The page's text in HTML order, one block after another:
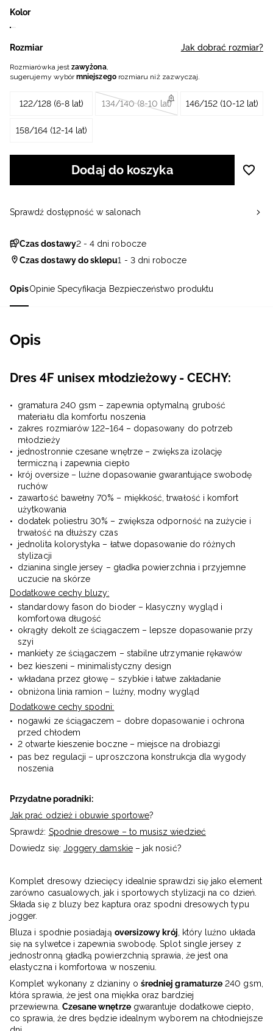
OpisOpinie Specyfikacja Bezpieczeństwo produktu
Opis
Dres 4F unisex młodzieżowy - CECHY:
gramatura 240 gsm – zapewnia optymalną grubość
materiału dla komfortu noszenia
zakres rozmiarów 122–164 – dopasowany do potrzeb
młodzieży
jednostronnie czesane wnętrze – zwiększa izolację
termiczną i zapewnia ciepło
krój oversize – luźne dopasowanie gwarantujące swobodę
ruchów
zawartość bawełny 70% – miękkość, trwałość i komfort
użytkowania
dodatek poliestru 30% – zwiększa odporność na zużycie i
trwałość na dłuższy czas
jednolita kolorystyka – łatwe dopasowanie do różnych
stylizacji
dzianina single jersey – gładka powierzchnia i przyjemne
uczucie na skórze
Dodatkowe cechy bluzy:
standardowy fason do bioder – klasyczny wygląd i
komfortowa długość
okrągły dekolt ze ściągaczem – lepsze dopasowanie przy
szyi
mankiety ze ściągaczem – stabilne utrzymanie rękawów
bez kieszeni – minimalistyczny design
wkładana przez głowę – szybkie i łatwe zakładanie
obniżona linia ramion – luźny, modny wygląd
Dodatkowe cechy spodni:
nogawki ze ściągaczem – dobre dopasowanie i ochrona
przed chłodem
2 otwarte kieszenie boczne – miejsce na drobiazgi
pas bez regulacji – uproszczona konstrukcja dla wygody
noszenia
Przydatne poradniki:
Jak prać odzież i obuwie sportowe?
Sprawdź: Spodnie dresowe – to musisz wiedzieć
Dowiedz się: Joggery damskie– jak nosić?
Komplet dresowy dziecięcy idealnie sprawdzi się jako element
zarówno casualowych, jak i sportowych stylizacji na co dzień.
Składa się z bluzy bez kaptura oraz spodni dresowych typu
jogger.
Bluza i spodnie posiadają oversizowy krój, który luźno układa
się na sylwetce i zapewnia swobodę. Splot single jersey z
jednostronną gładką powierzchnią sprawia, że jest ona
elastyczna i komfortowa w noszeniu.
Komplet wykonany z dzianiny o średniej gramaturze 240 gsm,
która sprawia, że jest ona ​​miękka oraz bardziej
przewiewna. Czesane wnętrzegwarantuje dodatkowe ciepło,
co sprawia, że dres będzie idealnym wyborem na chłodniejsze
Kolor
Rozmiar Jak dobrać rozmiar?
Rozmiarówka jestzawyżona,
sugerujemy wybórmniejszegorozmiaru niż zazwyczaj.
122/128 (6-8 lat) 134/140 (8-10 lat) 146/152 (10-12 lat)
158/164 (12-14 lat)
Dodaj do koszyka
Czas dostawy2 - 4 dni robocze
Czas dostawy do sklepu1 - 3 dni robocze
Sprawdź dostępność w salonach